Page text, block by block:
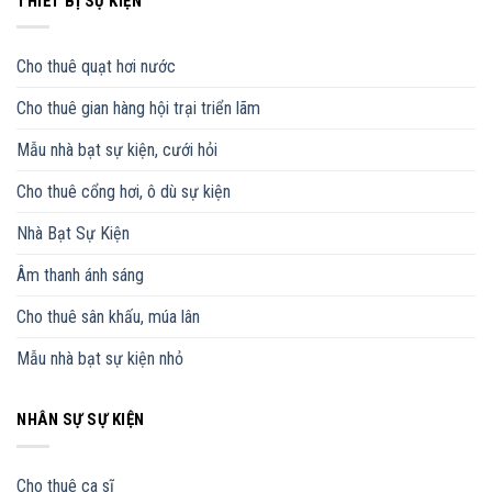
Cho thuê quạt hơi nước
Cho thuê gian hàng hội trại triển lãm
Mẫu nhà bạt sự kiện, cưới hỏi
Cho thuê cổng hơi, ô dù sự kiện
Nhà Bạt Sự Kiện
Âm thanh ánh sáng
Cho thuê sân khấu, múa lân
Mẫu nhà bạt sự kiện nhỏ
NHÂN SỰ SỰ KIỆN
Cho thuê ca sĩ